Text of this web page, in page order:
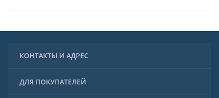
ДЛЯ ПОКУПАТЕЛЕЙ
КОНТАКТЫ И АДРЕС